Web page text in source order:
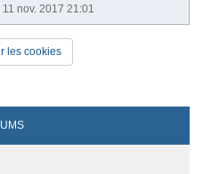
11 nov. 2017 21:01
les cookies